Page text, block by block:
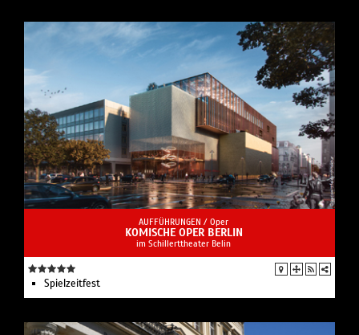
AUFFÜHRUNGEN / Oper
KOMISCHE OPER BERLIN
im Schillerttheater Belin
Spielzeit­fest